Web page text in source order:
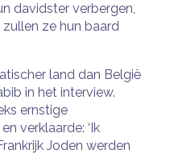
davidster verbergen,
ze hun baard
land dan België
in het interview.
ernstige
verklaarde: ‘Ik
Joden werden